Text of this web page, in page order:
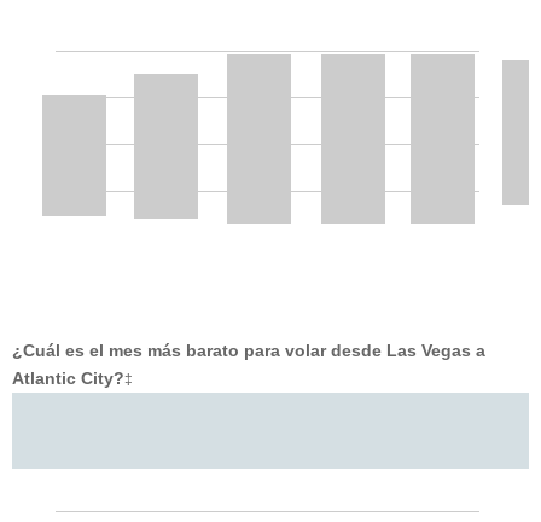
¿Cuál es el mes más barato para volar desde Las Vegas a
Atlantic City?‡